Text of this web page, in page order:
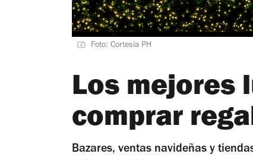
Foto: Cortesía PH
Los mejores
comprar
Bazares, ventas navideñas y